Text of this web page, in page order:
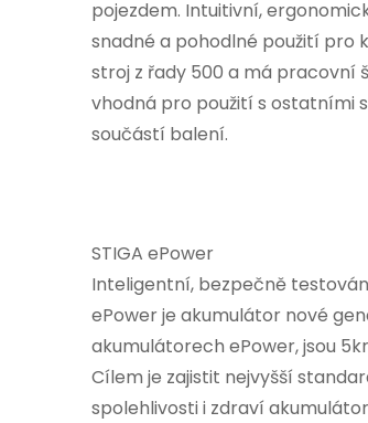
pojezdem. Intuitivní,
snadné a pohodlné použití pro
stroj z řady 500 a má pracovní
vhodná pro použití s ostatními
součástí balení.
STIGA ePower
Inteligentní, bezpečně
ePower je akumulátor nové
akumulátorech ePower, jsou
Cílem je zajistit nejvyšší
spolehlivosti i zdraví